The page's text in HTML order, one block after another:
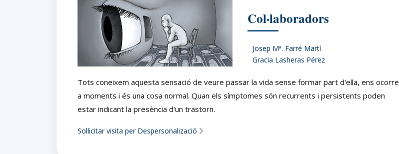
Col·laboradors
Josep Mª. Farré Martí
Gracia Lasheras Pérez
Tots coneixem aquesta sensació de veure passar la vida sense formar part d'ella, ens ocorre
a moments i és una cosa normal. Quan els símptomes són recurrents i persistents poden
estar indicant la presència d'un trastorn.
Sol·licitar visita per Despersonalizació